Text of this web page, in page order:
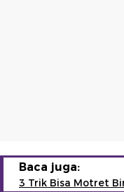
Baca juga:
3 Trik Bisa Motret